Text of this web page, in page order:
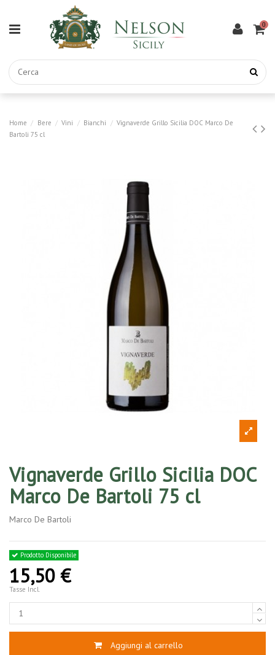
0
Home Bere Vini Bianchi
Vignaverde Grillo Sicilia DOC Marco De
Bartoli 75 cl
Vignaverde Grillo Sicilia DOC
Marco De Bartoli 75 cl
Marco De Bartoli
Prodotto Disponibile
15,50 €
Tasse Incl.
Aggiungi al carrello